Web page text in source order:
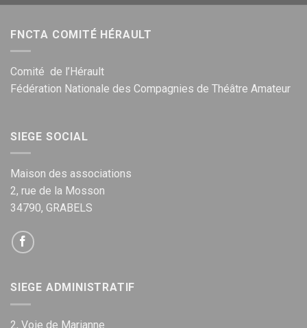
FNCTA COMITÉ HÉRAULT
Comité de l’Hérault
Fédération Nationale des Compagnies de Théâtre Amateur
SIEGE SOCIAL
Maison des associations
2, rue de la Mosson
34790, GRABELS
SIEGE ADMINISTRATIF
2, Voie de Marianne